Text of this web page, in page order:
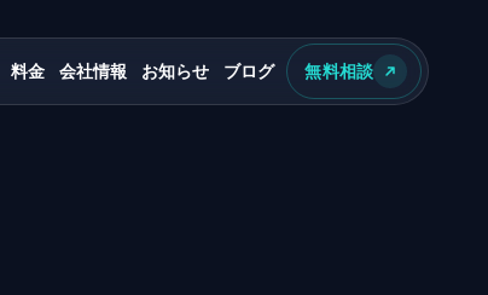
料金 会社情報 お知らせ ブログ 無料相談